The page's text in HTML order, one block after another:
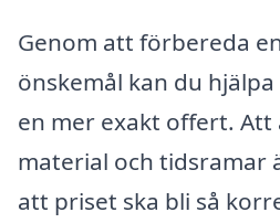
Genom att förbereda
önskemål kan du
en mer exakt offert. Att
material och tidsramar
att priset ska bli så